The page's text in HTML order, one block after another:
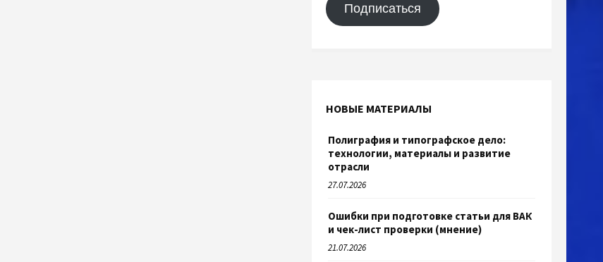
Подписаться
НОВЫЕ МАТЕРИАЛЫ
Полиграфия и типографское дело:
технологии, материалы и развитие
отрасли
27.07.2026
Ошибки при подготовке статьи для ВАК
и чек-лист проверки (мнение)
21.07.2026